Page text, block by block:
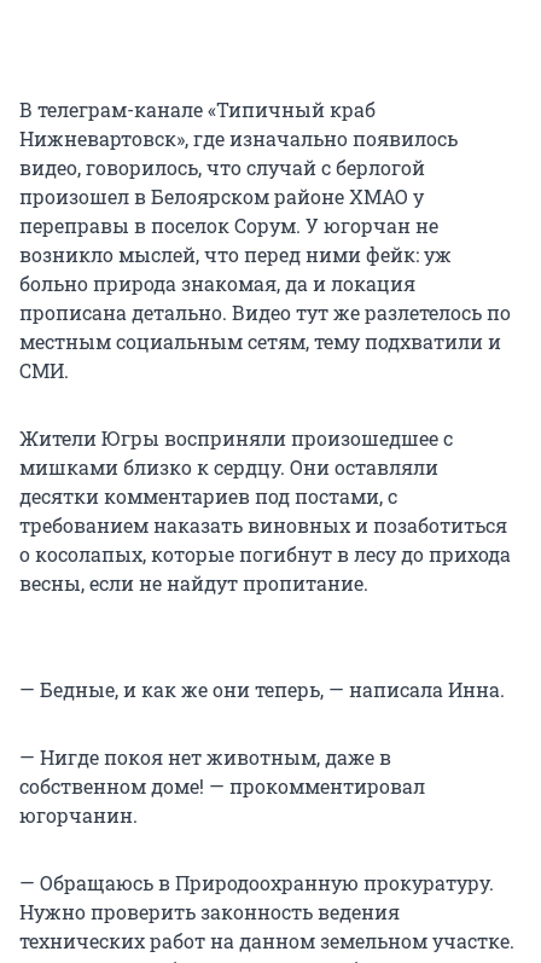
В телеграм-канале «Типичный краб
Нижневартовск», где изначально появилось
видео, говорилось, что случай с берлогой
произошел в Белоярском районе ХМАО у
переправы в поселок Сорум. У югорчан не
возникло мыслей, что перед ними фейк: уж
больно природа знакомая, да и локация
прописана детально. Видео тут же разлетелось по
местным социальным сетям, тему подхватили и
СМИ.
Жители Югры восприняли произошедшее с
мишками близко к сердцу. Они оставляли
десятки комментариев под постами, с
требованием наказать виновных и позаботиться
о косолапых, которые погибнут в лесу до прихода
весны, если не найдут пропитание.
— Бедные, и как же они теперь, — написала Инна.
— Нигде покоя нет животным, даже в
собственном доме! — прокомментировал
югорчанин.
— Обращаюсь в Природоохранную прокуратуру.
Нужно проверить законность ведения
технических работ на данном земельном участке.